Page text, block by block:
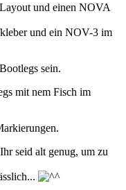
und einen NOVA
und ein NOV-3 im
sein.
mit nem Fisch im
seid alt genug, um zu